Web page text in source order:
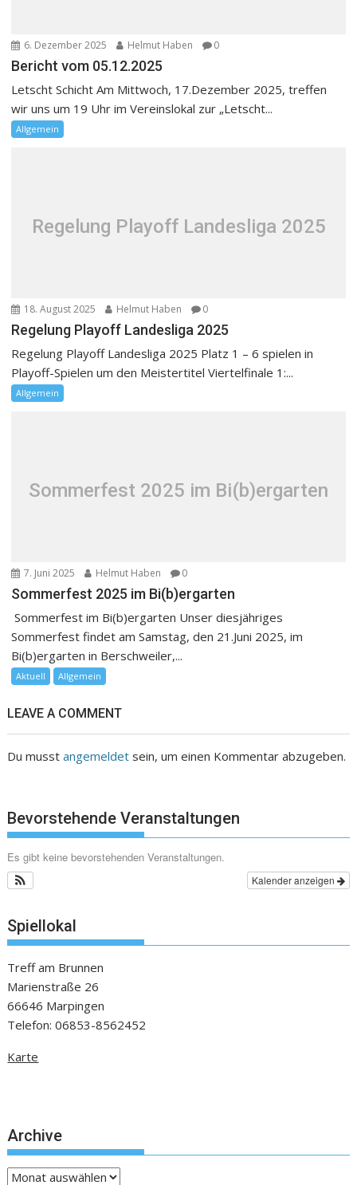
6. Dezember 2025 Helmut Haben 0
Bericht vom 05.12.2025
Letscht Schicht Am Mittwoch, 17.Dezember 2025, treffen
wir uns um 19 Uhr im Vereinslokal zur „Letscht...
Allgemein
Regelung Playoff Landesliga 2025
18. August 2025 Helmut Haben 0
Regelung Playoff Landesliga 2025
Regelung Playoff Landesliga 2025 Platz 1 – 6 spielen in
Playoff-Spielen um den Meistertitel Viertelfinale 1:...
Allgemein
Sommerfest 2025 im Bi(b)ergarten
7. Juni 2025 Helmut Haben 0
Sommerfest 2025 im Bi(b)ergarten
Sommerfest im Bi(b)ergarten Unser diesjähriges
Sommerfest findet am Samstag, den 21.Juni 2025, im
Bi(b)ergarten in Berschweiler,...
Aktuell Allgemein
LEAVE A COMMENT
Du musstangemeldet sein, um einen Kommentar abzugeben.
Bevorstehende Veranstaltungen
Es gibt keine bevorstehenden Veranstaltungen.
Kalender anzeigen
Spiellokal
Treff am Brunnen
Marienstraße 26
66646 Marpingen
Telefon: 06853-8562452
Karte
Archive
Archive